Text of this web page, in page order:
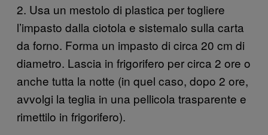
2. Usa un mestolo di plastica per togliere
l’impasto dalla ciotola e sistemalo sulla carta
da forno. Forma un impasto di circa 20 cm di
diametro. Lascia in frigorifero per circa 2 ore o
anche tutta la notte (in quel caso, dopo 2 ore,
avvolgi la teglia in una pellicola trasparente e
rimettilo in frigorifero).